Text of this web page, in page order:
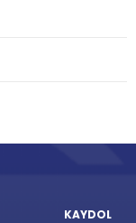
KAYDOL